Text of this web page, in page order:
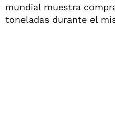
mundial muestra
toneladas durante el